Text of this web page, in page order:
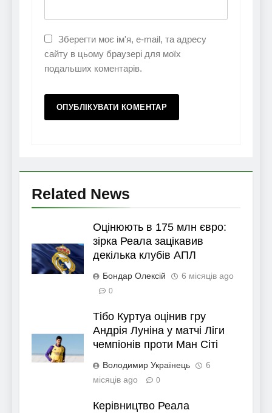
Зберегти моє ім'я, e-mail, та адресу
сайту в цьому браузері для моїх
подальших коментарів.
Related News
Оцінюють в 175 млн євро:
зірка Реала зацікавив
декілька клубів АПЛ
Бондар Олексій 6 місяців ago
0
Тібо Куртуа оцінив гру
Андрія Луніна у матчі Ліги
чемпіонів проти Ман Сіті
Володимир Українець
6
місяців ago
0
Керівництво Реала